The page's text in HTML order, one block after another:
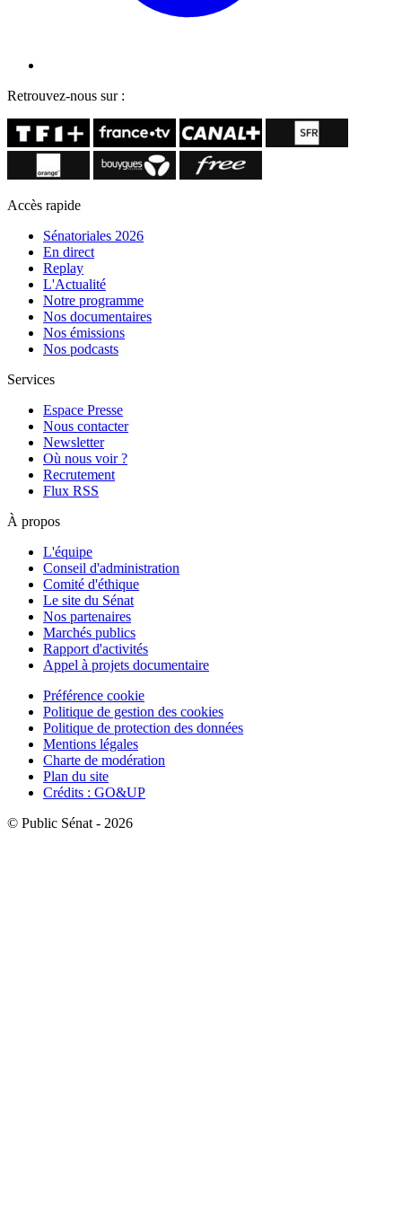
Retrouvez-nous sur :
Accès rapide
Sénatoriales 2026
En direct
Replay
L'Actualité
Notre programme
Nos documentaires
Nos émissions
Nos podcasts
Services
Espace Presse
Nous contacter
Newsletter
Où nous voir ?
Recrutement
Flux RSS
À propos
L'équipe
Conseil d'administration
Comité d'éthique
Le site du Sénat
Nos partenaires
Marchés publics
Rapport d'activités
Appel à projets documentaire
Préférence cookie
Politique de gestion des cookies
Politique de protection des données
Mentions légales
Charte de modération
Plan du site
Crédits : GO&UP
© Public Sénat - 2026